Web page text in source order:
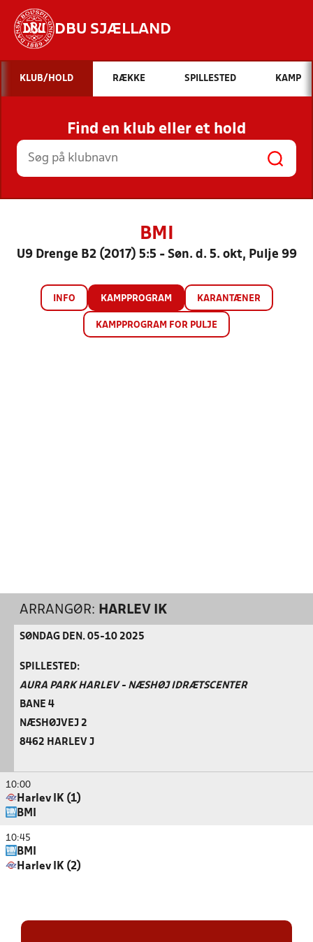
DBU SJÆLLAND
Hvad vil du søge efter?
INDHOLD OG NYHEDER
STILLINGER, RESULTATER, KLUBBER OG
HOLD
KLUB/HOLD RÆKKE SPILLESTED KAMP
Find en klub eller et hold
BMI
U9 Drenge B2 (2017) 5:5 - Søn. d. 5. okt, Pulje 99
INFO KAMPPROGRAM KARANTÆNER
KAMPPROGRAM FOR PULJE
ARRANGØR: HARLEV IK
SØNDAG DEN. 05-10 2025
SPILLESTED:
AURA PARK HARLEV - NÆSHØJ IDRÆTSCENTER
BANE 4
NÆSHØJVEJ 2
8462 HARLEV J
10:00
Harlev IK (1)
BMI
10:45
BMI
Harlev IK (2)